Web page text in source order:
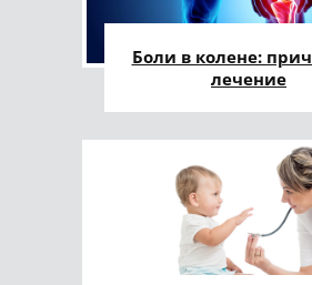
Боли в колене:
лечение